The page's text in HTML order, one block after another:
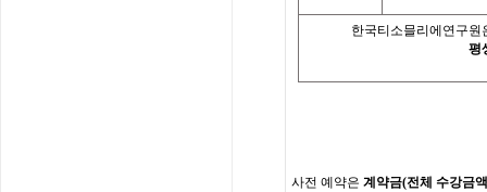
한국티소믈리에연구원
평
사전 예약은 계약금(전체 수강금